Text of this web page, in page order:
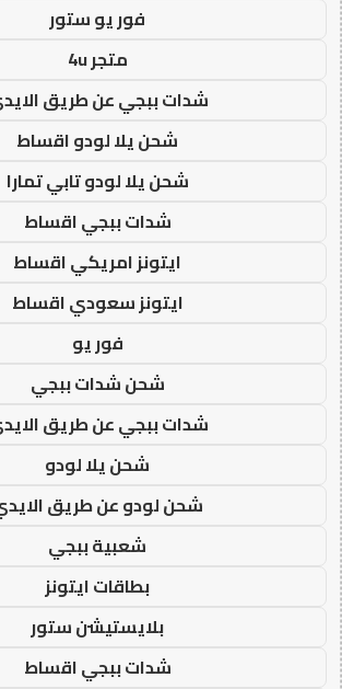
فور يو ستور
متجر 4u
شدات ببجي عن طريق
شحن يلا لودو اقساط
شحن يلا لودو تابي تمارا
شدات ببجي اقساط
ايتونز امريكي اقساط
ايتونز سعودي اقساط
فور يو
شحن شدات ببجي
شدات ببجي عن طريق
شحن يلا لودو
شحن لودو عن طريق
شعبية ببجي
بطاقات ايتونز
بلايستيشن ستور
شدات ببجي اقساط